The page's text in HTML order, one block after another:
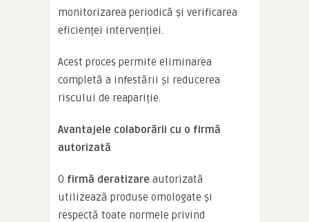
monitorizarea periodică și verificarea
eficienței intervenției.
Acest proces permite eliminarea
completă a infestării și reducerea
riscului de reapariție.
Avantajele colaborării cu o firmă
autorizată
O firmă deratizare autorizată
utilizează produse omologate și
respectă toate normele privind